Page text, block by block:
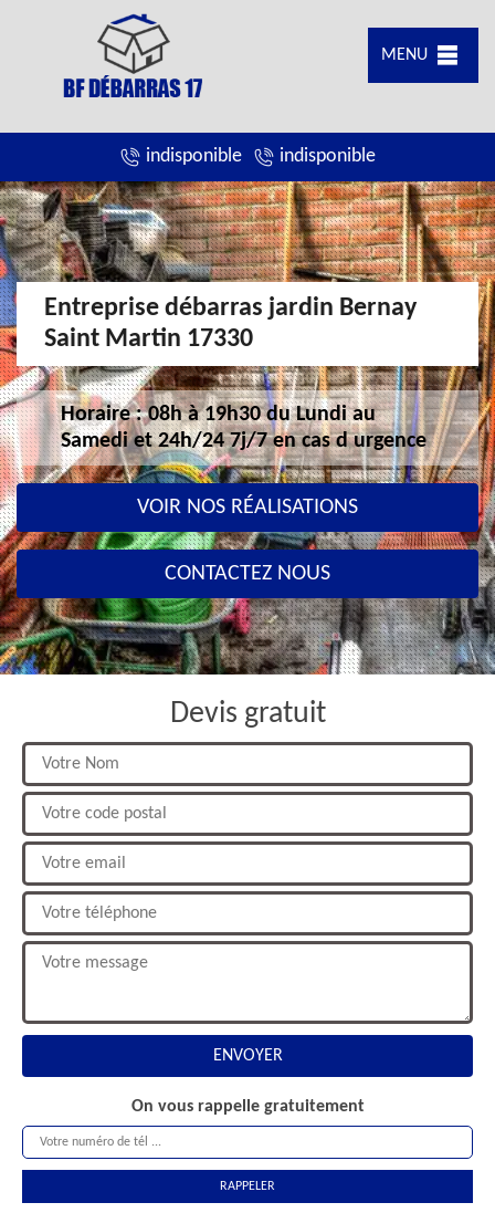
MENU
indisponible indisponible
Entreprise débarras jardin Bernay
Saint Martin 17330
Horaire : 08h à 19h30 du Lundi au
Samedi et 24h/24 7j/7 en cas d urgence
VOIR NOS RÉALISATIONS
CONTACTEZ NOUS
Devis gratuit
On vous rappelle gratuitement